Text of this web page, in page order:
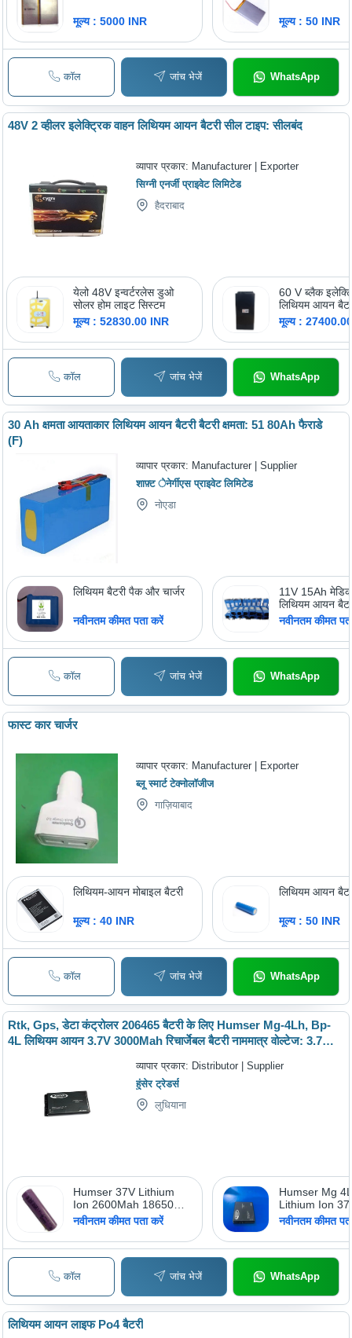
मूल्य : 5000 INR मूल्य : 50 INR
कॉल जांच भेजें WhatsApp
48V 2 व्हीलर इलेक्ट्रिक वाहन लिथियम आयन बैटरी सील टाइप: सीलबंद
व्यापार प्रकार: Manufacturer | Exporter
सिग्नी एनर्जी प्राइवेट लिमिटेड
हैदराबाद
येलो 48V इन्वर्टरलेस डुओ
सोलर होम लाइट सिस्टम
मूल्य : 52830.00 INR
60 V ब्लैक
लिथियम आयन
मूल्य :
कॉल जांच भेजें WhatsApp
30 Ah क्षमता आयताकार लिथियम आयन बैटरी बैटरी क्षमता: 51 80Ah फैराडे
(F)
व्यापार प्रकार: Manufacturer | Supplier
शाफ़्ट ेनेर्गीएस प्राइवेट लिमिटेड
नोएडा
लिथियम बैटरी पैक और चार्जर
नवीनतम कीमत पता करें
11V 15Ah
लिथियम आयन
नवीनतम कीमत
कॉल जांच भेजें WhatsApp
फास्ट कार चार्जर
व्यापार प्रकार: Manufacturer | Exporter
ब्लू स्मार्ट टेक्नोलॉजीज
गाज़ियाबाद
लिथियम-आयन मोबाइल बैटरी
मूल्य : 40 INR
लिथियम आयन
मूल्य : 50 INR
कॉल जांच भेजें WhatsApp
Rtk, Gps, डेटा कंट्रोलर 206465 बैटरी के लिए Humser Mg-4Lh, Bp-
4L लिथियम आयन 3.7V 3000Mah रिचार्जेबल बैटरी नाममात्र वोल्टेज: 3.7
व्यापार प्रकार: Distributor | Supplier
हुंसेर ट्रेडर्स
लुधियाना
Humser 37V Lithium
Ion 2600Mah 18650
Rechargeable With Tip
Battery In Ludhiana
Humser Traders, Model
Name/Number: HT-
HEWI3.7V2600
नवीनतम कीमत पता करें
Humser Mg
Lithium Ion
3000Mah
Rechargeable
Ludhiana
Traders,
Usage/
Controller
Battery
नवीनतम कीमत
कॉल जांच भेजें WhatsApp
लिथियम आयन लाइफ Po4 बैटरी